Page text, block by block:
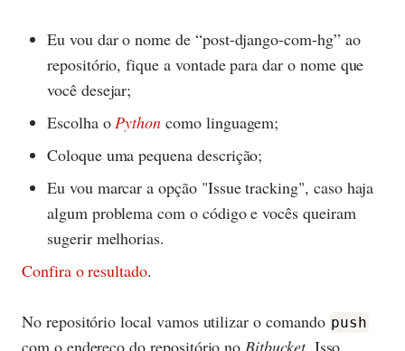
Eu vou dar o nome de “post-django-com-hg” ao
repositório, fique a vontade para dar o nome que
você desejar;
Escolha oPython como linguagem;
Coloque uma pequena descrição;
Eu vou marcar a opção "Issue tracking", caso haja
algum problema com o código e vocês queiram
sugerir melhorias.
Confira o resultado.
No repositório local vamos utilizar o comando push
com o endereço do repositório noBitbucket. Isso